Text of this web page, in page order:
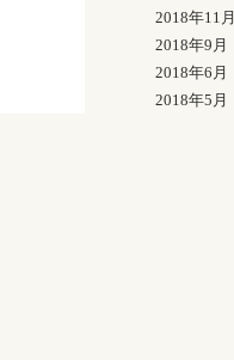
2018年11月
2018年9月
2018年6月
2018年5月